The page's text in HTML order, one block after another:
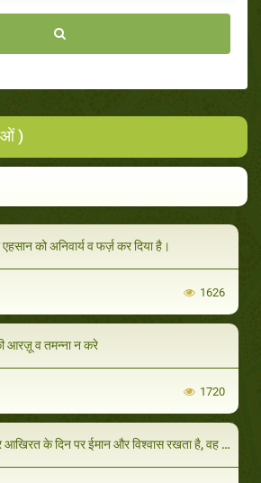
)
को अनिवार्य व फर्ज़ कर दिया है।
1626
आरज़ू व तमन्ना न करे
1720
दिन पर ईमान और विश्वास रखता है, वह अपने पड़ोसी को कष्ट न पहुंचाए